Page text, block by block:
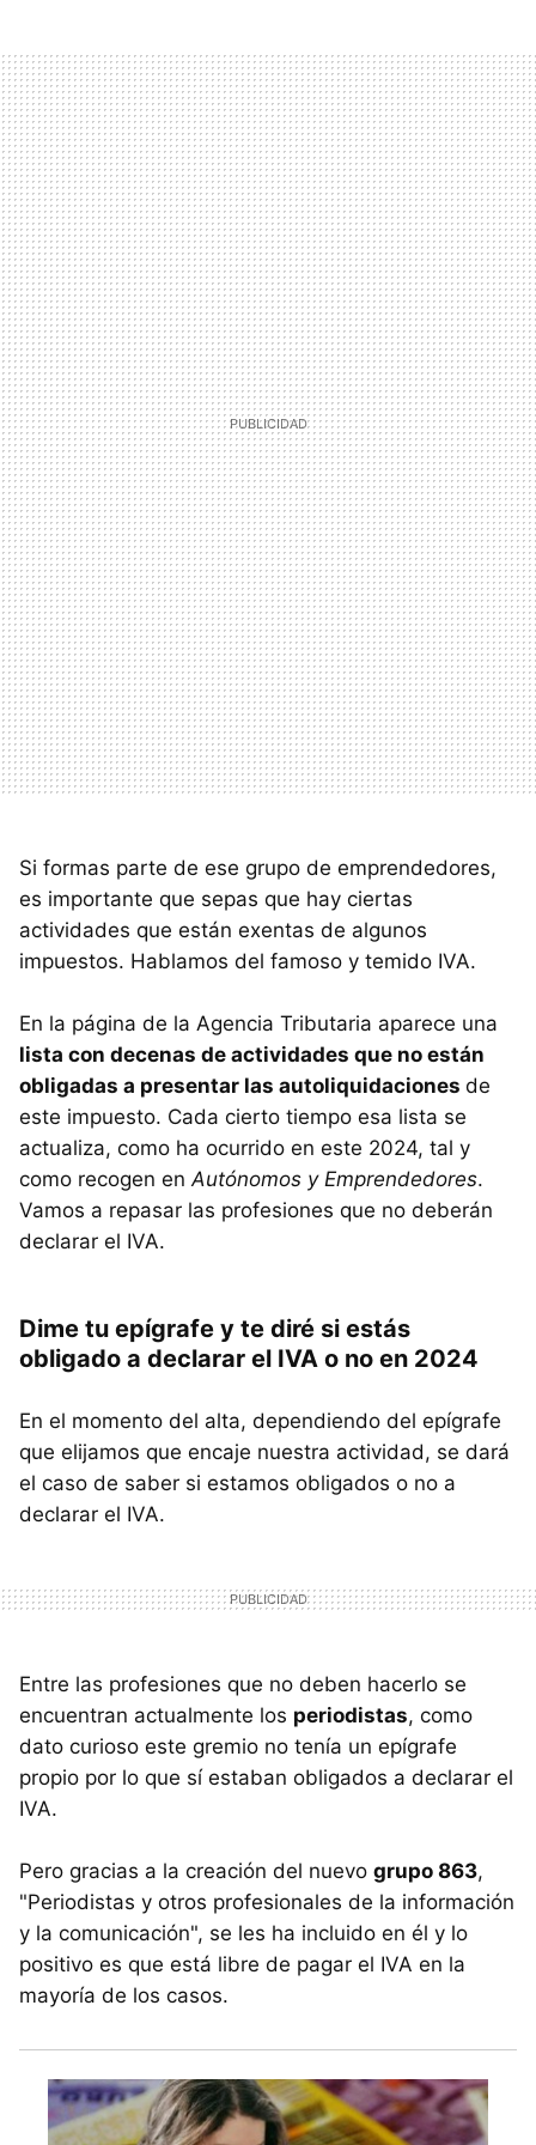
Si formas parte de ese grupo de emprendedores,
es importante que sepas que hay ciertas
actividades que están exentas de algunos
impuestos. Hablamos del famoso y temido IVA.
En la página de la Agencia Tributaria aparece una
lista con decenas de actividades que no están
obligadas a presentar las autoliquidaciones de
este impuesto. Cada cierto tiempo esa lista se
actualiza, como ha ocurrido en este 2024, tal y
como recogen en Autónomos y Emprendedores.
Vamos a repasar las profesiones que no deberán
declarar el IVA.
Dime tu epígrafe y te diré si estás
obligado a declarar el IVA o no en 2024
En el momento del alta, dependiendo del epígrafe
que elijamos que encaje nuestra actividad, se dará
el caso de saber si estamos obligados o no a
declarar el IVA.
Entre las profesiones que no deben hacerlo se
encuentran actualmente los periodistas, como
dato curioso este gremio no tenía un epígrafe
propio por lo que sí estaban obligados a declarar el
IVA.
Pero gracias a la creación del nuevo grupo 863,
"Periodistas y otros profesionales de la información
y la comunicación", se les ha incluido en él y lo
positivo es que está libre de pagar el IVA en la
mayoría de los casos.